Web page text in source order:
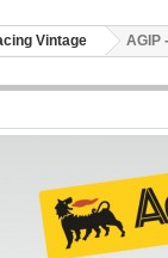
Vintage AGIP